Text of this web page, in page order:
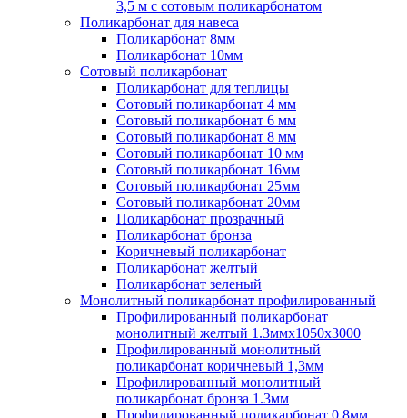
3,5 м с сотовым поликарбонатом
Поликарбонат для навеса
Поликарбонат 8мм
Поликарбонат 10мм
Сотовый поликарбонат
Поликарбонат для теплицы
Сотовый поликарбонат 4 мм
Сотовый поликарбонат 6 мм
Сотовый поликарбонат 8 мм
Сотовый поликарбонат 10 мм
Сотовый поликарбонат 16мм
Сотовый поликарбонат 25мм
Сотовый поликарбонат 20мм
Поликарбонат прозрачный
Поликарбонат бронза
Коричневый поликарбонат
Поликарбонат желтый
Поликарбонат зеленый
Монолитный поликарбонат профилированный
Профилированный поликарбонат
монолитный желтый 1.3ммх1050х3000
Профилированный монолитный
поликарбонат коричневый 1,3мм
Профилированный монолитный
поликарбонат бронза 1.3мм
Профилированный поликарбонат 0.8мм